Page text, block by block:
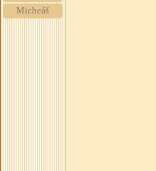
Micheáš